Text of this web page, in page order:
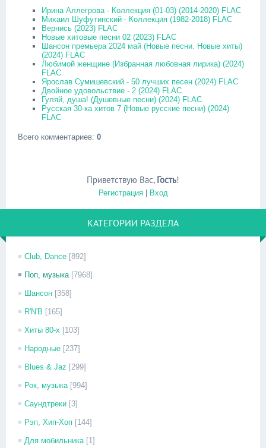
Ирина Аллегрова - Коллекция (01-03) (2014-2020) FLAC
Михаил Шуфутинский - Коллекция (1982-2018) FLAC
Вернись (2023) FLAC
Новые хитовые песни 02 (2023) FLAC
Шансон премьера 2024 май (Новые песни. Новые хиты)
(2024) FLAC
Любимой женщине (Избранная любовная лирика) (2024)
FLAC
Ярослав Сумишевский - 50 лучших песен (2024) FLAC
Двойное удовольствие - 2 (2024) FLAC
Гуляй, душа! (Душевные песни) (2024) FLAC
Русская 30-ка хитов 7 (Новые русские песни) (2024)
FLAC
Всего комментариев: 0
Приветствую Вас, Гость!
Регистрация| Вход
КАТЕГОРИИ РАЗДЕЛА
Club, Dance [892]
Поп, музыка [7968]
Шансон [358]
R'N'B [165]
Хиты 80-х [103]
Народные [237]
Blues & Jaz [299]
Рок, музыка [994]
Саундтреки [3]
Рэп, Хип-Хоп [144]
Для мобильника [1]